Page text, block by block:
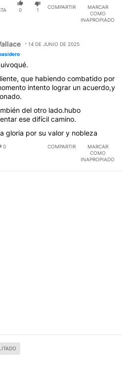
0 1
COMPARTIR
MARCAR
COMO
INAPROPIADO
14 DE JUNIO DE 2025
que habiendo combatido por
intento lograr un acuerdo,y
del otro lado.hubo
ese difícil camino.
gloria por su valor y nobleza
0 COMPARTIR
MARCAR
COMO
INAPROPIADO